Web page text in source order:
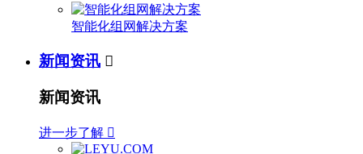
智能化组网解决方案
新闻资讯 
新闻资讯
进一步了解 